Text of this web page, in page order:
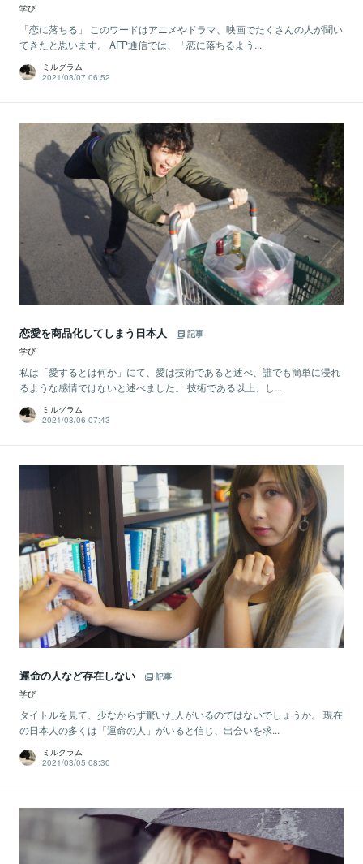
学び
「恋に落ちる」 このワードはアニメやドラマ、映画でたくさんの人が聞い
てきたと思います。 AFP通信では、「恋に落ちるよう...
ミルグラム
2021/03/07 06:52
恋愛を商品化してしまう日本人
記事
学び
私は「愛するとは何か」にて、愛は技術であると述べ、誰でも簡単に浸れ
るような感情ではないと述べました。 技術である以上、し...
ミルグラム
2021/03/06 07:43
運命の人など存在しない
記事
学び
タイトルを見て、少なからず驚いた人がいるのではないでしょうか。 現在
の日本人の多くは「運命の人」がいると信じ、出会いを求...
ミルグラム
2021/03/05 08:30